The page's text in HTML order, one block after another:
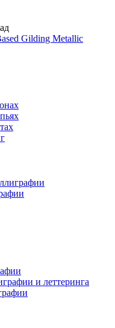
Gilding Metallic
и леттеринга